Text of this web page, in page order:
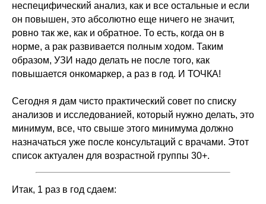
неспецифический анализ, как и все остальные и если
он повышен, это абсолютно еще ничего не значит,
ровно так же, как и обратное. То есть, когда он в
норме, а рак развивается полным ходом. Таким
образом, УЗИ надо делать не после того, как
повышается онкомаркер, а раз в год. И ТОЧКА!
Сегодня я дам чисто практический совет по списку
анализов и исследованией, который нужно делать, это
минимум, все, что свыше этого минимума должно
назначаться уже после консультаций с врачами. Этот
список актуален для возрастной группы 30+.
Итак, 1 раз в год сдаем: